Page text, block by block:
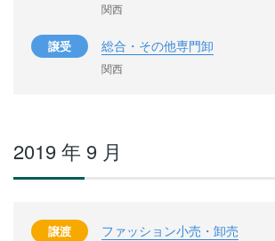
関西
譲受 総合・その他専門卸
関西
2019 年 9 月
譲渡 ファッション小売・卸売